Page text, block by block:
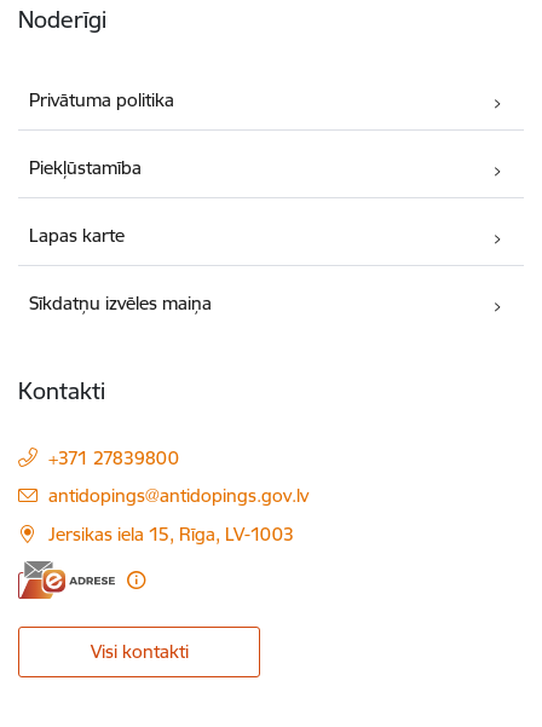
Noderīgi
Privātuma politika
Piekļūstamība
Lapas karte
Sīkdatņu izvēles maiņa
Kontakti
+371 27839800
E-pasts:
antidopings@antidopings.gov.lv
Jersikas iela 15, Rīga, LV-1003
Visi kontakti